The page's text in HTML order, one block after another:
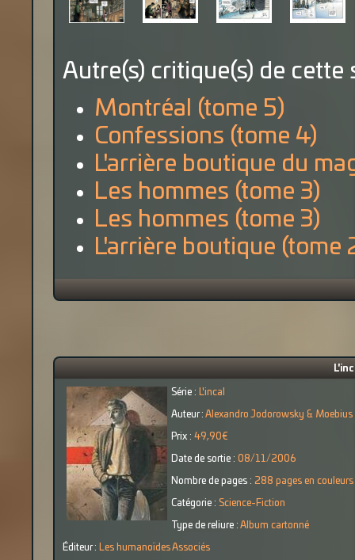
Autre(s) critique(s) de cette
Montréal (tome 5)
Confessions (tome 4)
L'arrière boutique du
Les hommes (tome 3)
Les hommes (tome 3)
L'arrière boutique (tome
Série : L'incal
Auteur : Alexandro Jodorowsky & Moebius
Prix : 49,90€
Date de sortie : 08/11/2006
Nombre de pages : 288 pages en couleurs
Catégorie : Science-Fiction
Type de reliure : Album cartonné
Éditeur : Les humanoïdes Associés